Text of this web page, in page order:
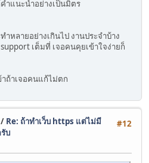
ำแนะนำอย่างเป็นมิตร
หลายอย่างเกินไป งานประจำบ้าง
เต็มที่ เจอคนคุยเข้าใจง่ายก็
าถ้าเจอคนแก้ไม่ตก
#12
/ Re: ถ้าทำเว็บ https แต่ไม่มี
บ